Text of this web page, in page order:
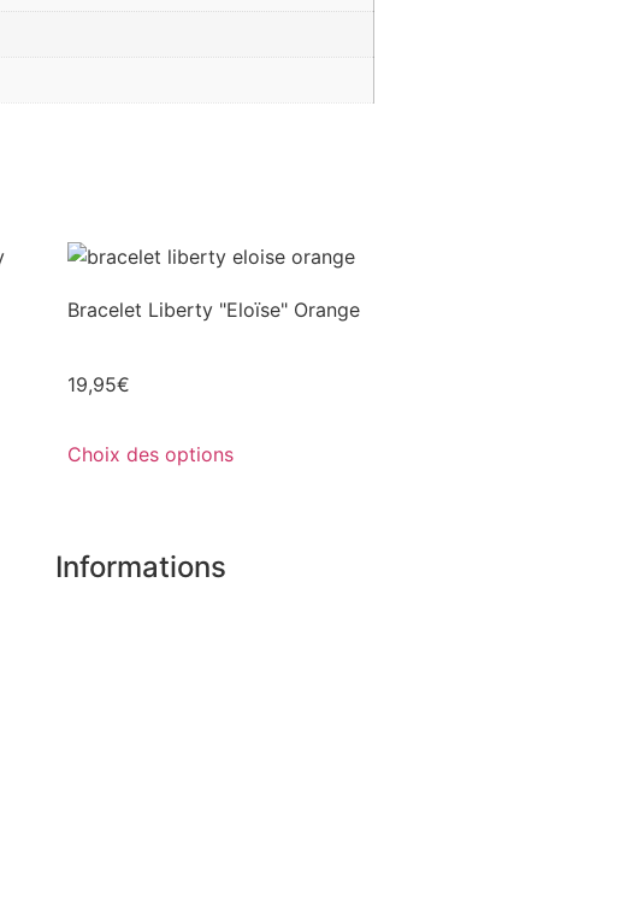
Bracelet Liberty "Eloïse" Orange
19,95€
Choix des options
Informations